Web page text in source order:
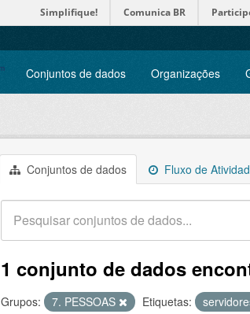
Simplifique! Comunica BR
Conjuntos de dados Organizações
Conjuntos de dados Fluxo de
1 conjunto de dados
Grupos: 7. PESSOAS Etiquetas: